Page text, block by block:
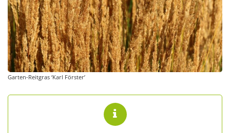
Garten-Reitgras ‘Karl Förster’